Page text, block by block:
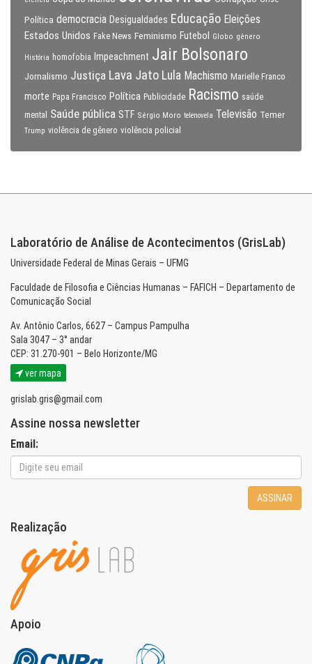
Política democracia Desigualdades Educação Eleições
Estados Unidos Fake News Feminismo Futebol Globo gênero
História homofobia Impeachment Jair Bolsonaro
Jornalismo Justiça Lava Jato Lula Machismo Marielle Franco
morte Papa Francisco Política Publicidade Racismo saúde
mental
Saúde pública STF Sérgio Moro telenovela Televisão Temer
Trump violência de gênero violência policial
Laboratório de Análise de Acontecimentos (GrisLab)
Universidade Federal de Minas Gerais – UFMG
Faculdade de Filosofia e Ciências Humanas – FAFICH – Departamento de
Comunicação Social
Av. Antônio Carlos, 6627 – Campus Pampulha
Sala 3047 – 3° andar
CEP: 31.270-901 – Belo Horizonte/MG
ver mapa
grislab.gris@gmail.com
Assine nossa newsletter
Email:
ASSINAR
Realização
Apoio